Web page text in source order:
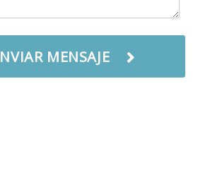
MENSAJE